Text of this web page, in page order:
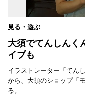
見る・遊ぶ
大須でてんしん
イブも
イラストレーター「てん
から、大須のショップ「
る。